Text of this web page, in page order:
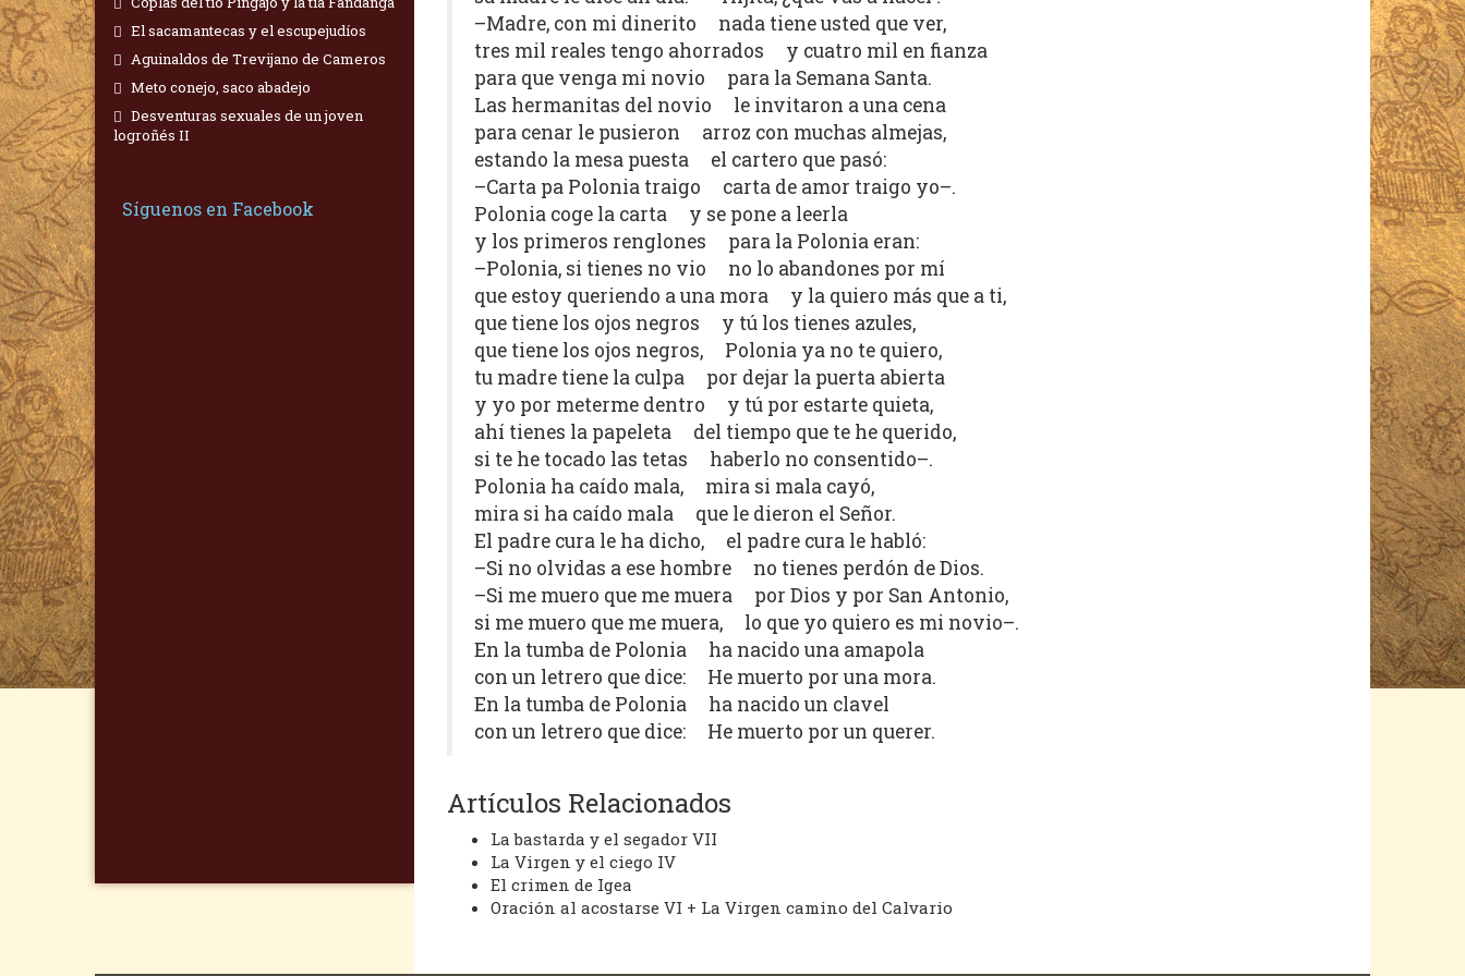
El sacamantecas y el escupejudíos
Aguinaldos de Trevijano de Cameros
Meto conejo, saco abadejo
Desventuras sexuales de un joven
logroñés II
Síguenos en Facebook
–Madre, con mi dinerito nada tiene usted que ver,
tres mil reales tengo ahorrados y cuatro mil en fianza
para que venga mi novio para la Semana Santa.
Las hermanitas del novio le invitaron a una cena
para cenar le pusieron arroz con muchas almejas,
estando la mesa puesta el cartero que pasó:
–Carta pa Polonia traigo carta de amor traigo yo–.
Polonia coge la carta y se pone a leerla
y los primeros renglones para la Polonia eran:
–Polonia, si tienes no vio no lo abandones por mí
que estoy queriendo a una mora y la quiero más que a ti,
que tiene los ojos negros y tú los tienes azules,
que tiene los ojos negros, Polonia ya no te quiero,
tu madre tiene la culpa por dejar la puerta abierta
y yo por meterme dentro y tú por estarte quieta,
ahí tienes la papeleta del tiempo que te he querido,
si te he tocado las tetas haberlo no consentido–.
Polonia ha caído mala, mira si mala cayó,
mira si ha caído mala que le dieron el Señor.
El padre cura le ha dicho, el padre cura le habló:
–Si no olvidas a ese hombre no tienes perdón de Dios.
–Si me muero que me muera por Dios y por San Antonio,
si me muero que me muera, lo que yo quiero es mi novio–.
En la tumba de Polonia ha nacido una amapola
con un letrero que dice: He muerto por una mora.
En la tumba de Polonia ha nacido un clavel
con un letrero que dice: He muerto por un querer.
Artículos Relacionados
La bastarda y el segador VII
La Virgen y el ciego IV
El crimen de Igea
Oración al acostarse VI + La Virgen camino del Calvario